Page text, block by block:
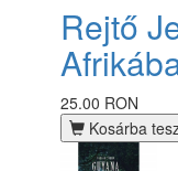
Rejtő
25.00 RON
Kosárba